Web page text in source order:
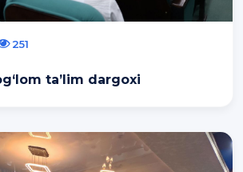
251
Xavfsiz va sog‘lom ta’lim dargoxi